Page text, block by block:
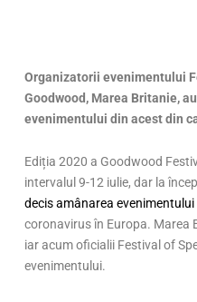
Organizatorii evenimentului
Goodwood, Marea Britanie,
evenimentului din acest din
Ediția 2020 a Goodwood
intervalul 9-12 iulie, dar la
decis amânarea evenimentului
coronavirus în Europa. Marea
iar acum oficialii Festival of
evenimentului.